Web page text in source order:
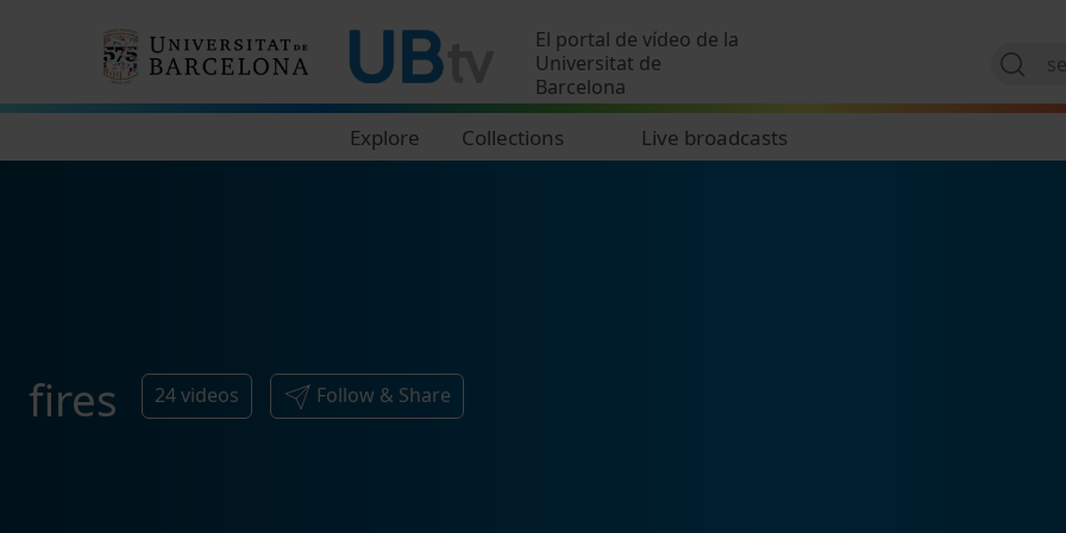
El portal de vídeo de la
Universitat de
Barcelona
Explore Collections Live broadcasts
fires 24videos Follow & Share